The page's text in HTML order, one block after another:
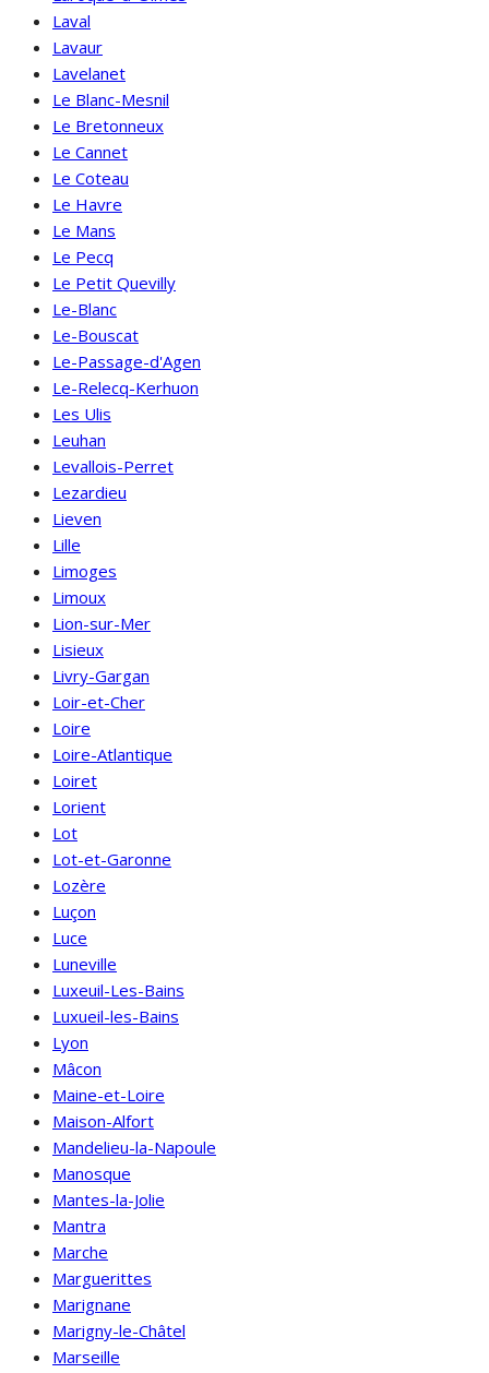
Laval
Lavaur
Lavelanet
Le Blanc-Mesnil
Le Bretonneux
Le Cannet
Le Coteau
Le Havre
Le Mans
Le Pecq
Le Petit Quevilly
Le-Blanc
Le-Bouscat
Le-Passage-d'Agen
Le-Relecq-Kerhuon
Les Ulis
Leuhan
Levallois-Perret
Lezardieu
Lieven
Lille
Limoges
Limoux
Lion-sur-Mer
Lisieux
Livry-Gargan
Loir-et-Cher
Loire
Loire-Atlantique
Loiret
Lorient
Lot
Lot-et-Garonne
Lozère
Luçon
Luce
Luneville
Luxeuil-Les-Bains
Luxueil-les-Bains
Lyon
Mâcon
Maine-et-Loire
Maison-Alfort
Mandelieu-la-Napoule
Manosque
Mantes-la-Jolie
Mantra
Marche
Marguerittes
Marignane
Marigny-le-Châtel
Marseille